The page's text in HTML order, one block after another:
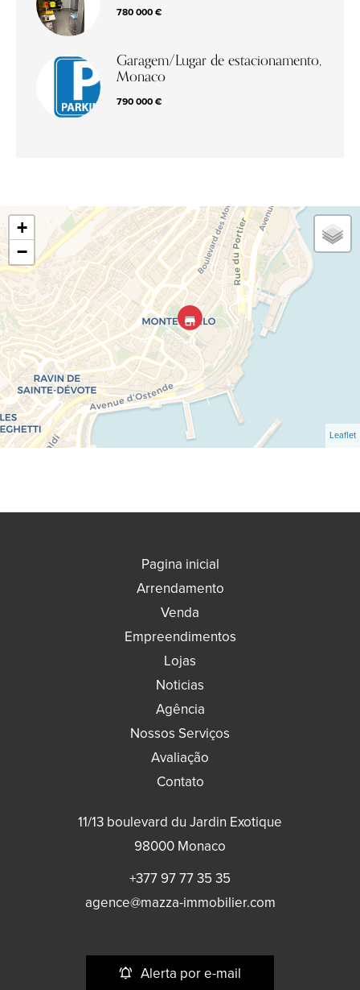
780 000 €
Garagem/Lugar de estacionamento,
Monaco
790 000 €
+
−
Leaflet
Pagina inicial
Arrendamento
Venda
Empreendimentos
Lojas
Noticias
Agência
Nossos Serviços
Avaliação
Contato
11/13 boulevard du Jardin Exotique
98000 Monaco
+377 97 77 35 35
agence@mazza-immobilier.com
Alerta por e-mail